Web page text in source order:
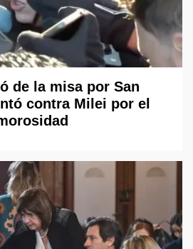
de la misa por San
contra Milei por el